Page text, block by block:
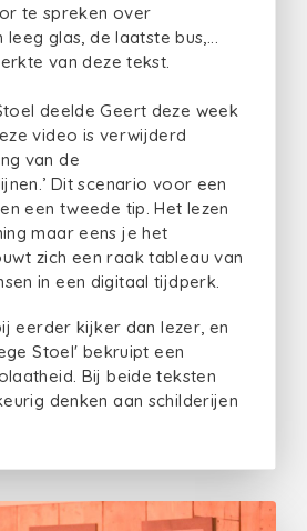
te spreken over
glas, de laatste bus,...
van deze tekst.
deelde Geert deze week
video is verwijderd
van de
Dit scenario voor een
een tweede tip. Het lezen
maar eens je het
zich een raak tableau van
in een digitaal tijdperk.
eerder kijker dan lezer, en
Stoel' bekruipt een
Bij beide teksten
denken aan schilderijen